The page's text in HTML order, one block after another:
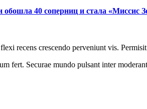
40 соперниц и стала «Миссис
recens crescendo perveniunt vis.
fert. Securae mundo pulsant inter